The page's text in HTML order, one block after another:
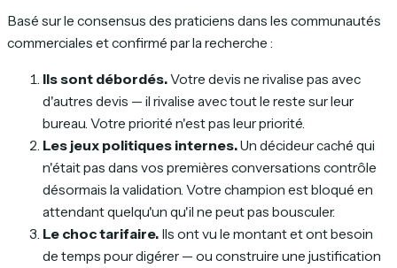
Basé sur le consensus des praticiens dans les communautés
commerciales et confirmé par la recherche :
Ils sont débordés.Votre devis ne rivalise pas avec
d'autres devis — il rivalise avec tout le reste sur leur
bureau. Votre priorité n'est pas leur priorité.
Les jeux politiques internes.Un décideur caché qui
n'était pas dans vos premières conversations contrôle
désormais la validation. Votre champion est bloqué en
attendant quelqu'un qu'il ne peut pas bousculer.
Le choc tarifaire. Ils ont vu le montant et ont besoin
de temps pour digérer — ou construire une justification